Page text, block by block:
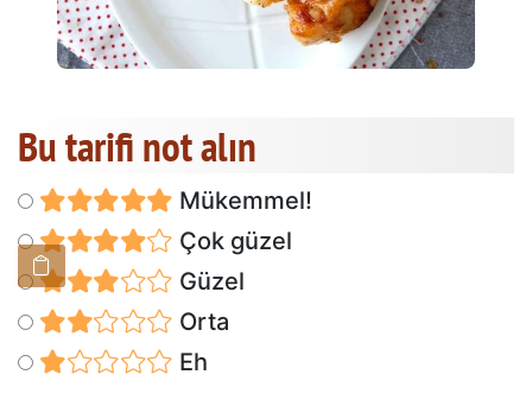
Bu tarifi not alın
Mükemmel!
Çok güzel
Güzel
Orta
Eh